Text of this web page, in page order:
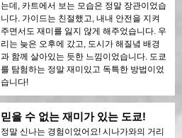
는데, 카트에서 보는 모습은 정말 장관이었습
니다. 가이드는 친절했고, 내내 안전을 지켜
주면서도 재미를 잃지 않게 해주었습니다. 우
리는 늦은 오후에 갔고, 도시가 해질녘 배경
과 함께 살아있는 듯한 느낌이었습니다. 도쿄
를 탐험하는 정말 재미있고 독특한 방법이었
습니다!
믿을 수 없는 재미가 있는 도쿄!
정말 신나는 경험이었어요! 시나가와의 거리